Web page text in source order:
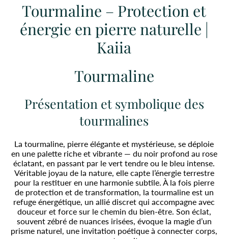
Tourmaline – Protection et
énergie en pierre naturelle |
Kaiia
Tourmaline
Présentation et symbolique des
tourmalines
La tourmaline, pierre élégante et mystérieuse, se déploie
en une palette riche et vibrante — du noir profond au rose
éclatant, en passant par le vert tendre ou le bleu intense.
Véritable joyau de la nature, elle capte l’énergie terrestre
pour la restituer en une harmonie subtile. À la fois pierre
de protection et de transformation, la tourmaline est un
refuge énergétique, un allié discret qui accompagne avec
douceur et force sur le chemin du bien-être. Son éclat,
souvent zébré de nuances irisées, évoque la magie d’un
prisme naturel, une invitation poétique à connecter corps,